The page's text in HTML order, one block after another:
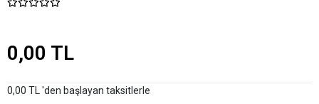
0,00 TL
0,00 TL 'den başlayan taksitlerle